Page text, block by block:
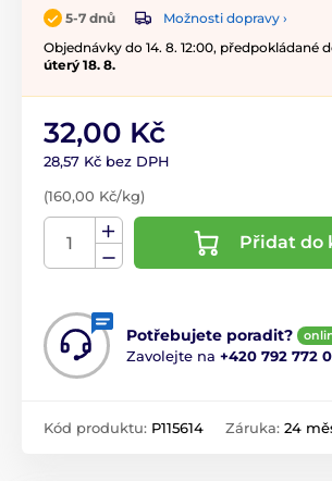
5-7 dnů
Možnosti dopravy ›
Objednávky do 14. 8. 12:00, předpokládané
úterý 18. 8.
32,00 Kč
28,57 Kč bez DPH
(160,00 Kč/kg)
Přidat do
Potřebujete poradit?
Zavolejte na +420 792 772
Kód produktu: P115614 Záruka: 24